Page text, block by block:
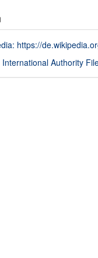
https://
Authority